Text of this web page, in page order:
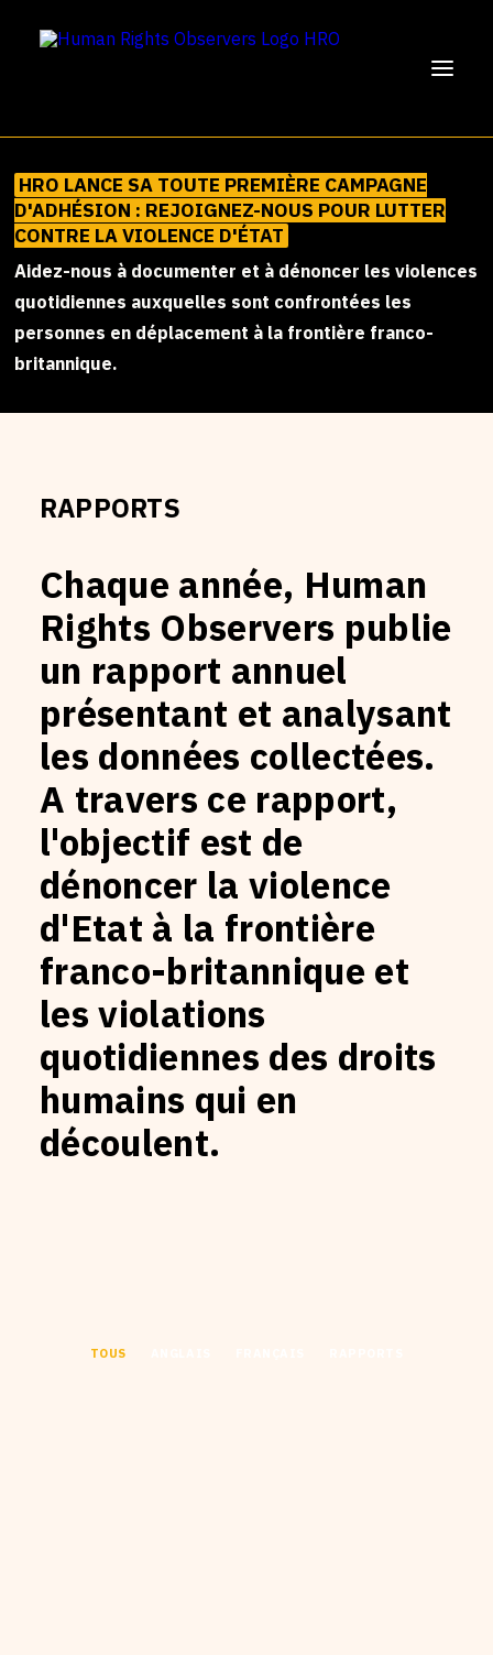
SOUTENEZ-NOUS !
NOTRE MISSION
NOTRE TRAVAIL
PARTICIPER
ENGLISH
HRO LANCE SA TOUTE PREMIÈRE CAMPAGNE
D'ADHÉSION : REJOIGNEZ-NOUS POUR LUTTER
CONTRE LA VIOLENCE D'ÉTAT
Aidez-nous à documenter et à dénoncer les violences
quotidiennes auxquelles sont confrontées les
personnes en déplacement à la frontière franco-
britannique.
RAPPORTS
Chaque année, Human
Rights Observers publie
un rapport annuel
présentant et analysant
les données collectées.
A travers ce rapport,
l'objectif est de
dénoncer la violence
d'Etat à la frontière
franco-britannique et
les violations
quotidiennes des droits
humains qui en
découlent.
TOUS